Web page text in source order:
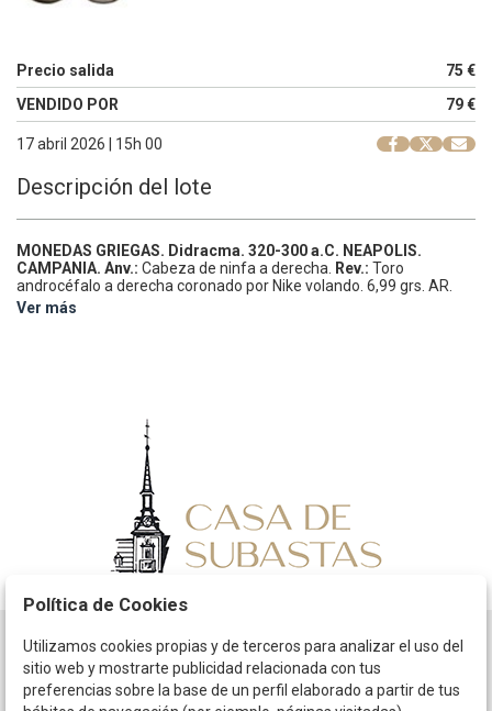
Precio salida
75 €
VENDIDO POR
79 €
17 abril 2026 | 15h 00
Descripción del lote
MONEDAS GRIEGAS. Didracma. 320-300 a.C. NEAPOLIS.
CAMPANIA. Anv.: Cabeza de ninfa a derecha. Rev.: Toro
androcéfalo a derecha coronado por Nike volando. 6,99 grs. AR.
HGC 1-451 sim; HN Italy-571 sim.
Ver más
Horario
La empresa
Política de Cookies
Utilizamos cookies propias y de terceros para analizar el uso del
sitio web y mostrarte publicidad relacionada con tus
preferencias sobre la base de un perfil elaborado a partir de tus